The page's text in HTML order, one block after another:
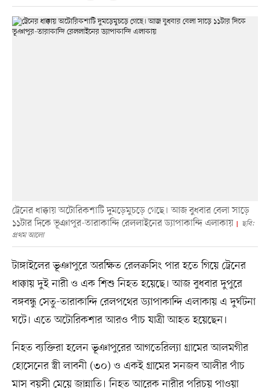
ট্রেনের ধাক্কায় অটোরিকশাটি দুমড়েমুচড়ে গেছে। আজ বুধবার বেলা সাড়ে
১১টার দিকে ভূঞাপুর-তারাকান্দি রেললাইনের ড্যাপাকান্দি এলাকায়
ছবি:
প্রথম আলো
টাঙ্গাইলের ভূঞাপুরে অরক্ষিত রেলক্রসিং পার হতে গিয়ে ট্রেনের
ধাক্কায় দুই নারী ও এক শিশু নিহত হয়েছে। আজ বুধবার দুপুরে
বঙ্গবন্ধু সেতু-তারাকান্দি রেলপথের ড্যাপাকান্দি এলাকায় এ দুর্ঘটনা
ঘটে। এতে অটোরিকশার আরও পাঁচ যাত্রী আহত হয়েছেন।
নিহত ব্যক্তিরা হলেন ভূঞাপুরের আগতেরিল্যা গ্রামের আলমগীর
হোসেনের স্ত্রী লাবনী (৩০) ও একই গ্রামের সনজব আলীর পাঁচ
মাস বয়সী মেয়ে জান্নাতি। নিহত আরেক নারীর পরিচয় পাওয়া